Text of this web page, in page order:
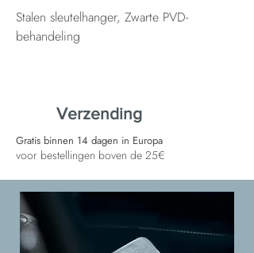
Stalen sleutelhanger, Zwarte PVD-
behandeling
Verzending
Gratis binnen 14 dagen in Europa
voor bestellingen boven de 25€